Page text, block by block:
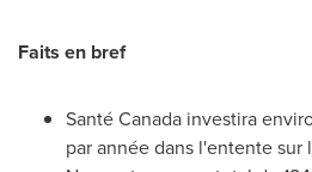
Faits en bref
SantéCanada investira
par année dans l'entente sur